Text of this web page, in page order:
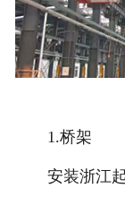
1.桥架
安装浙江起